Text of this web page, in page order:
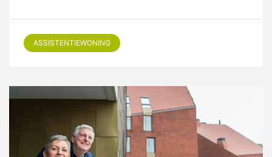
ASSISTENTIEWONING